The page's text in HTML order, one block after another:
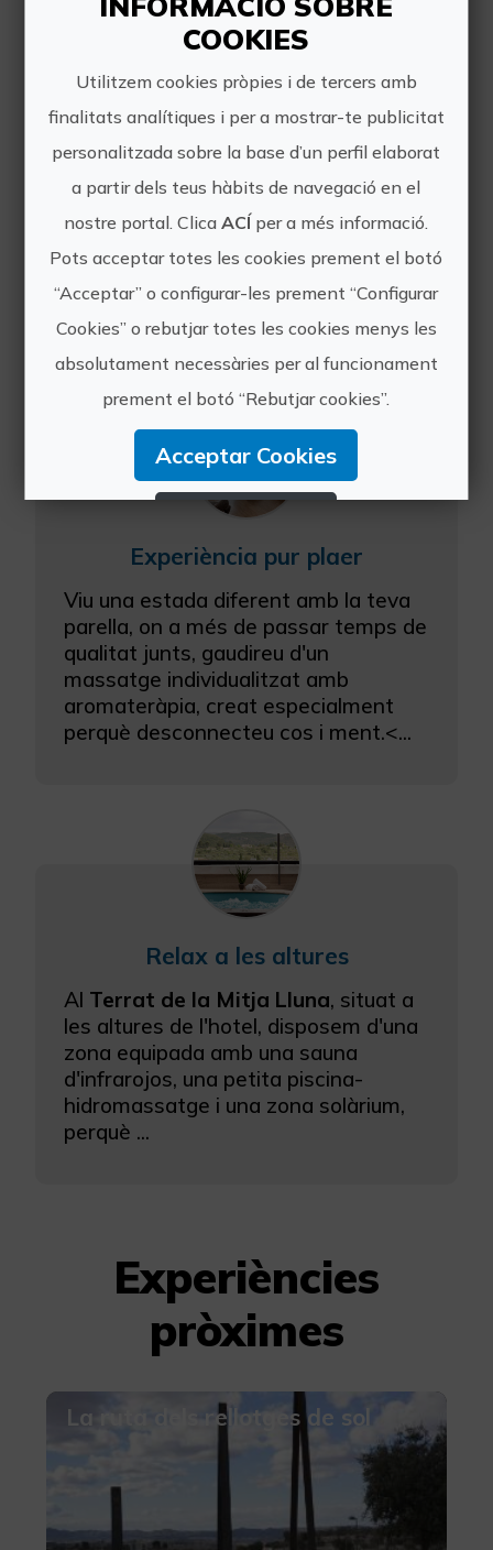
Amor a primera vista
Descans en una bonica Junior Suite
decorada per a vosaltres. No us
faltarà la banyera d'hidromassatge! A
més d´un sopar romàntic elaborat
amb afecte amb productes frescos i
de proximitat i un esmor...
Experiència pur plaer
Viu una estada diferent amb la teva
parella, on a més de passar temps de
qualitat junts, gaudireu d'un
massatge individualitzat amb
aromateràpia, creat especialment
perquè desconnecteu cos i ment.<...
Relax a les altures
Al Terrat de la Mitja Lluna, situat a
les altures de l'hotel, disposem d'una
zona equipada amb una sauna
d'infrarojos, una petita piscina-
hidromassatge i una zona solàrium,
perquè ...
Experiències
pròximes
La ruta dels rellotges de sol
COOKIES
Utilitzem cookies pròpies i de tercers amb
finalitats analítiques i per a mostrar-te publicitat
personalitzada sobre la base d’un perfil elaborat
a partir dels teus hàbits de navegació en el
nostre portal. ClicaACÍper a més informació.
Pots acceptar totes les cookies prement el botó
“Acceptar” o configurar-les prement “Configurar
Cookies” o rebutjar totes les cookies menys les
absolutament necessàries per al funcionament
prement el botó “Rebutjar cookies”.
Acceptar Cookies
Rebutjar Cookies
Configurar Cookies
Més informació